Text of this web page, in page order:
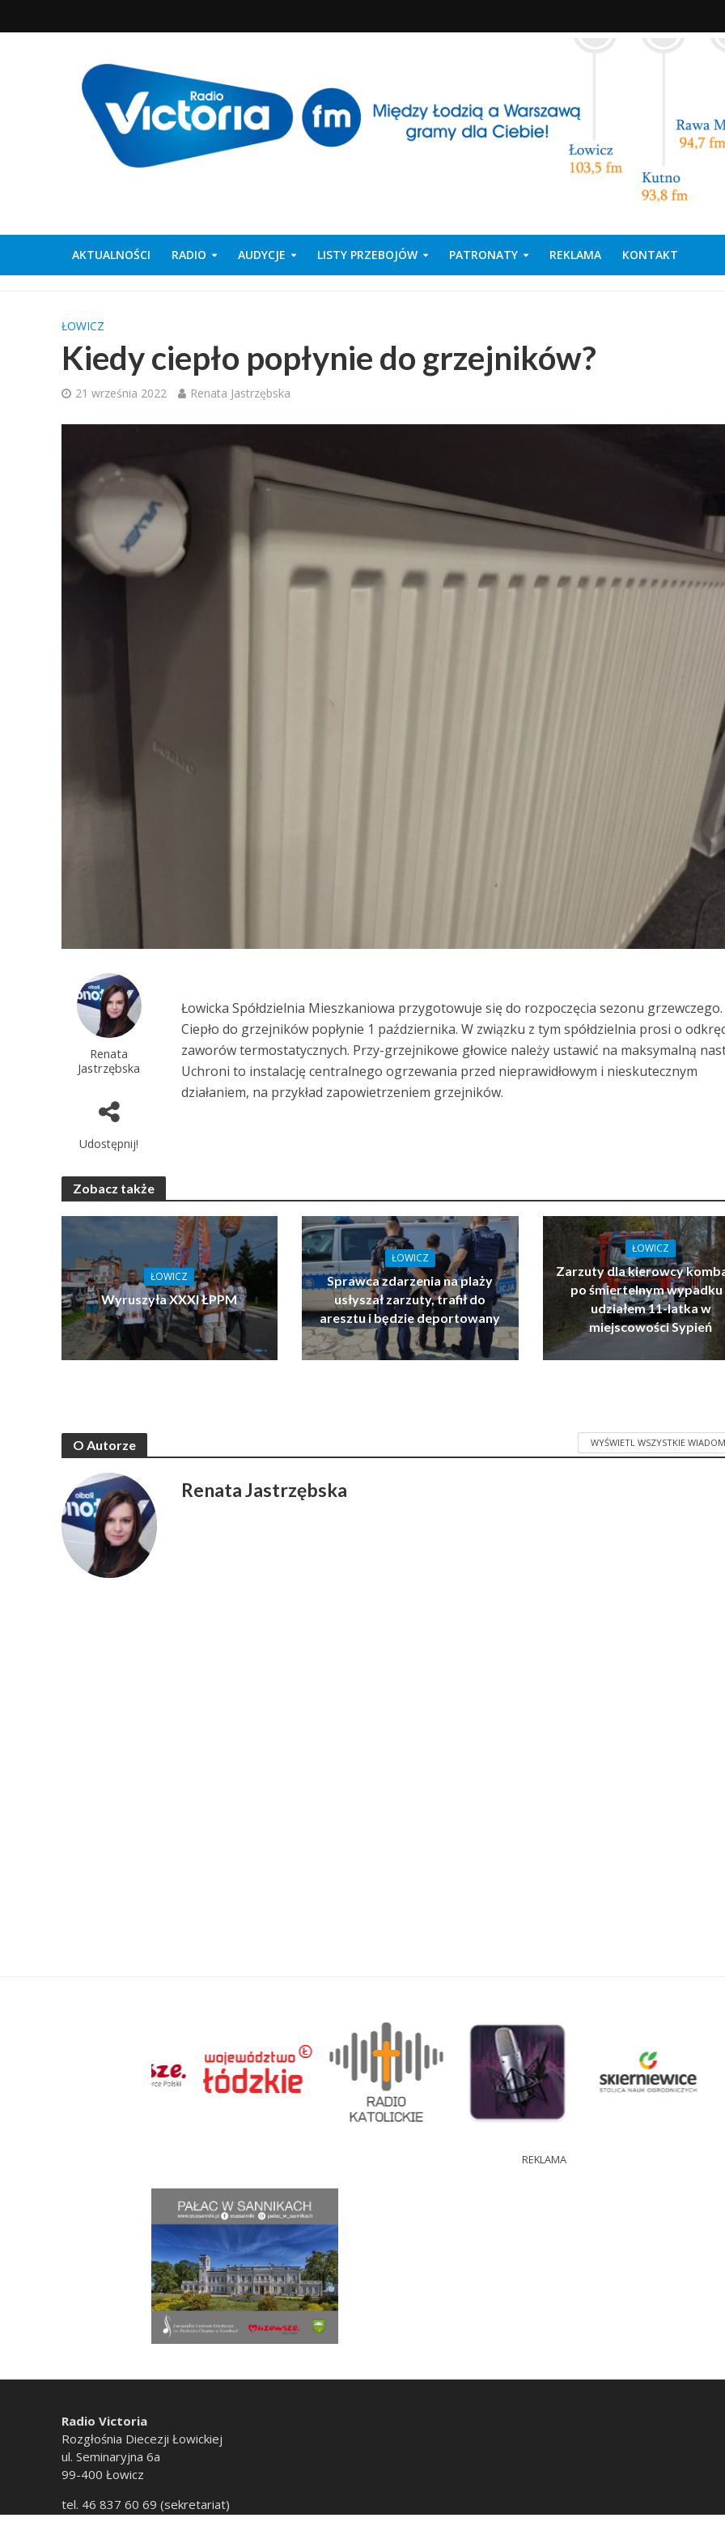
AKTUALNOŚCI RADIO AUDYCJE LISTY PRZEBOJÓW PATRONATY REKLAMA KONTAKT
ŁOWICZ
Kiedy ciepło popłynie do grzejników?
21 września 2022 Renata Jastrzębska
Renata
Jastrzębska
Udostępnij!
Łowicka Spółdzielnia Mieszkaniowa przygotowuje się do rozpoczęcia sezonu grzewczego.
Ciepło do grzejników popłynie 1 października. W związku z tym spółdzielnia prosi o
zaworów termostatycznych. Przy-grzejnikowe głowice należy ustawić na maksymalną
Uchroni to instalację centralnego ogrzewania przed nieprawidłowym i nieskutecznym
działaniem, na przykład zapowietrzeniem grzejników.
Zobacz także
ŁOWICZ
Wyruszyła XXXI ŁPPM
ŁOWICZ
Sprawca zdarzenia na plaży
usłyszał zarzuty, trafił do
aresztu i będzie deportowany
ŁOWICZ
Zarzuty dla kierowcy
po śmiertelnym wypadku
udziałem 11-latka w
miejscowości Sypień
O Autorze WYŚWIETL WSZYSTKIE
Renata Jastrzębska
REKLAMA
Radio Victoria
Rozgłośnia Diecezji Łowickiej
ul. Seminaryjna 6a
99-400 Łowicz
tel. 46 837 60 69 (sekretariat)